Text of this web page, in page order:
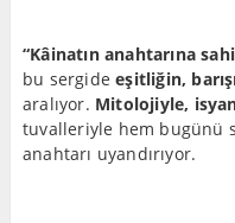
“Kâinatın anahtarına
bu sergideeşitliğin,
aralıyor. Mitolojiyle,
tuvalleriyle hem bugünü
anahtarı uyandırıyor.